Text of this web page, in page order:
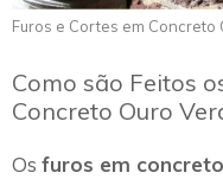
Furos e Cortes em Concreto
Como são Feitos
Concreto Ouro
Os furos em